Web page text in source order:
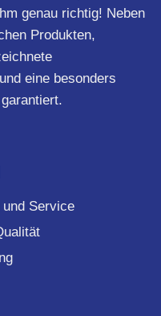
genau richtig! Neben
Produkten,
eine besonders
Service